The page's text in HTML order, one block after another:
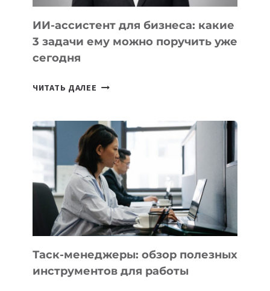
ИИ-ассистент для бизнеса: какие
3 задачи ему можно поручить уже
сегодня
ЧИТАТЬ ДАЛЕЕ ИИ-
БИЗНЕСА:
КАКИЕ
3
ЗАДАЧИ
ЕМУ
МОЖНО
ПОРУЧИТЬ
УЖЕ
СЕГОДНЯ
Таск-менеджеры: обзор полезных
инструментов для работы